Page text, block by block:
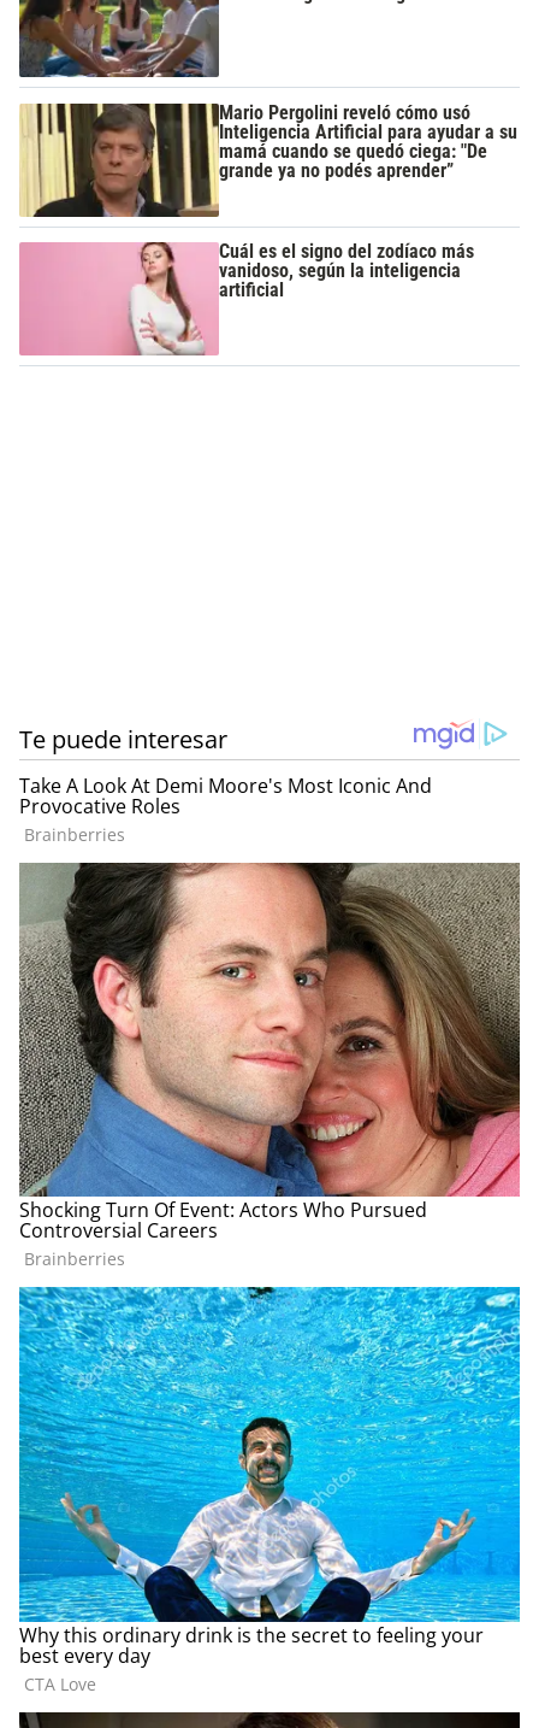
Mario Pergolini reveló cómo usó
Inteligencia Artificial para ayudar a su
mamá cuando se quedó ciega: "De
grande ya no podés aprender”
Cuál es el signo del zodíaco más
vanidoso, según la inteligencia
artificial